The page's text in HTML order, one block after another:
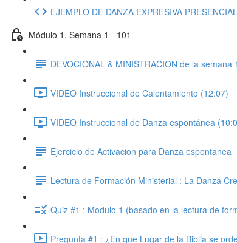
EJEMPLO DE DANZA EXPRESIVA
Módulo 1, Semana 1 - 101
DEVOCIONAL & MINISTRACION de la semana
VIDEO Instruccional de Calentamiento (12:07)
VIDEO Instruccional de Danza espontánea
Ejercicio de Activacion para Danza espontanea
Lectura de Formación Ministerial : La Danza
Quiz #1 : Modulo 1 (basado en la lectura de
Pregunta #1 : ¿En que Lugar de la Biblia se